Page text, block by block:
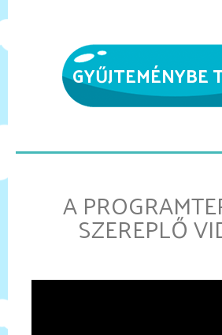
GYŰJTEMÉNYBE
A
SZEREPLŐ